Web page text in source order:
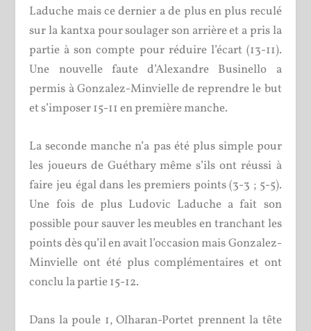
Laduche mais ce dernier a de plus en plus reculé
sur la kantxa pour soulager son arrière et a pris la
partie à son compte pour réduire l’écart (13-11).
Une nouvelle faute d’Alexandre Businello a
permis à Gonzalez-Minvielle de reprendre le but
et s’imposer 15-11 en première manche.
La seconde manche n’a pas été plus simple pour
les joueurs de Guéthary même s’ils ont réussi à
faire jeu égal dans les premiers points (3-3 ; 5-5).
Une fois de plus Ludovic Laduche a fait son
possible pour sauver les meubles en tranchant les
points dès qu’il en avait l’occasion mais Gonzalez-
Minvielle ont été plus complémentaires et ont
conclu la partie 15-12.
Dans la poule 1, Olharan-Portet prennent la tête